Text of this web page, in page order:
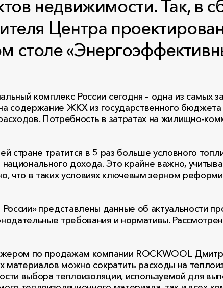
недвижимости. Так, в
Центра
столе
комплекс России сегодня – одна из самых
содержание ЖКХ из государственного
Потребность в затратах на жилищно-
тратится в 5 раз больше условного
дохода. Это крайне важно,
что в таких условиях ключевым зерном
представлены данные об актуальности
требования и нормативы.
по продажам компании ROCKWOOL
материалов можно сократить расходы на
выбора теплоизоляции, используемой для